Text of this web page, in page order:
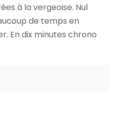
à la vergeoise. Nul
de temps en
En dix minutes chrono